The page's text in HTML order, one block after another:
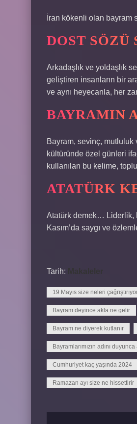
İran kökenli olan bayram
DOST
Arkadaşlık ve yoldaşlık
geliştiren insanların bir
ve aynı heyecanla, her
BAYRAMIN
Bayram, sevinç, mutluluk
kültüründe özel günleri
kullanılan bu kelime,
ATATÜRK
Atatürk demek… Liderlik,
Kasım’da saygı ve
Tarih: Makaleler
19 Mayıs size neleri
Bayram deyince akla ne gelir
Bayram ne diyerek kutlanır
Bayramlarımızın adını
Cumhuriyet kaç yaşında 2024
Ramazan ayı size ne hissettirir